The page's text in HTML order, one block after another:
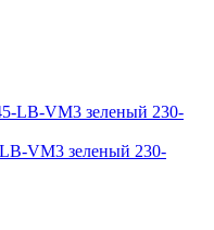
VM3 зеленый 230-